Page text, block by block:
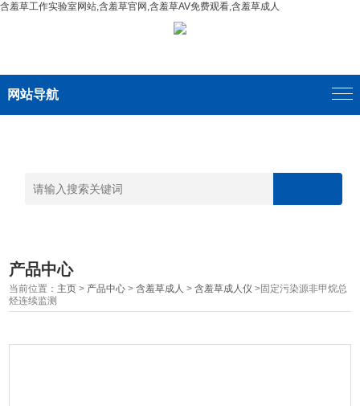
含羞草工作实验室网站,含羞草官网,含羞草AV免费观看,含羞草成人
网站导航
产品中心
当前位置： 主页 > 产品中心 >含羞草成人 >含羞草成人仪 >固定污染源非甲烷总
烃连续监测